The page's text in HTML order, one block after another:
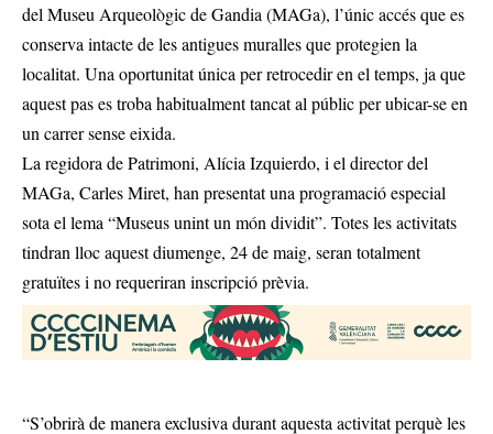
del Museu Arqueològic de Gandia (MAGa), l’únic accés que es
conserva intacte de les antigues muralles que protegien la
localitat. Una oportunitat única per retrocedir en el temps, ja que
aquest pas es troba habitualment tancat al públic per ubicar-se en
un carrer sense eixida.
La regidora de Patrimoni, Alícia Izquierdo, i el director del
MAGa, Carles Miret, han presentat una programació especial
sota el lema “Museus unint un món dividit”. Totes les activitats
tindran lloc aquest diumenge, 24 de maig, seran totalment
gratuïtes i no requeriran inscripció prèvia.
“S’obrirà de manera exclusiva durant aquesta activitat perquè les